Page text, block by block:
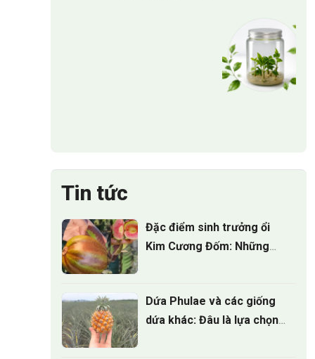
Tin tức
Đặc điểm sinh trưởng ổi
Kim Cương Đốm: Những
Dứa Phulae và các giống
dứa khác: Đâu là lựa chọn